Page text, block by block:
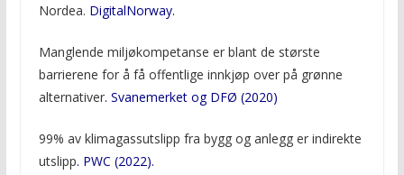
Nordea. DigitalNorway.
Manglende miljøkompetanse er blant de største
barrierene for å få offentlige innkjøp over på grønne
alternativer. Svanemerket og DFØ (2020)
99% av klimagassutslipp fra bygg og anlegg er indirekte
utslipp. PWC (2022).